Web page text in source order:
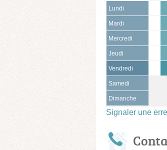
Lundi
Mardi
Mercredi
Jeudi
Vendredi
Samedi
Dimanche
Signaler une